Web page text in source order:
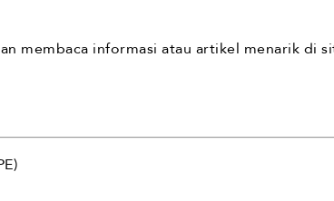
membaca informasi atau artikel menarik di